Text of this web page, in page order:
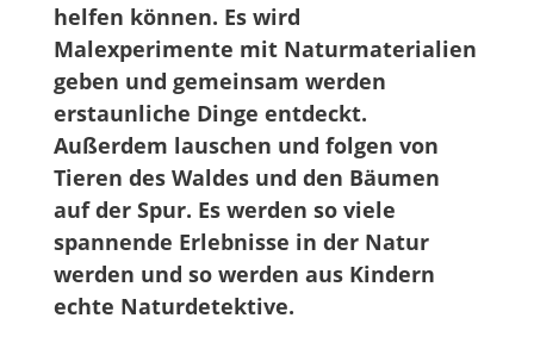
helfen können. Es wird
Malexperimente mit Naturmaterialien
geben und gemeinsam werden
erstaunliche Dinge entdeckt.
Außerdem lauschen und folgen von
Tieren des Waldes und den Bäumen
auf der Spur. Es werden so viele
spannende Erlebnisse in der Natur
werden und so werden aus Kindern
echte Naturdetektive.